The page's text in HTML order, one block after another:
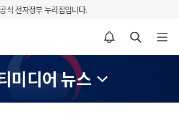
식 전자정부 누리집입니다.
알림설정 바로가기 검색 바로가기 메뉴 열기
미디어 뉴스